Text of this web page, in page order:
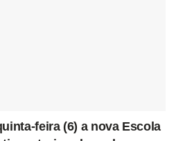
feira (6) a nova Escola